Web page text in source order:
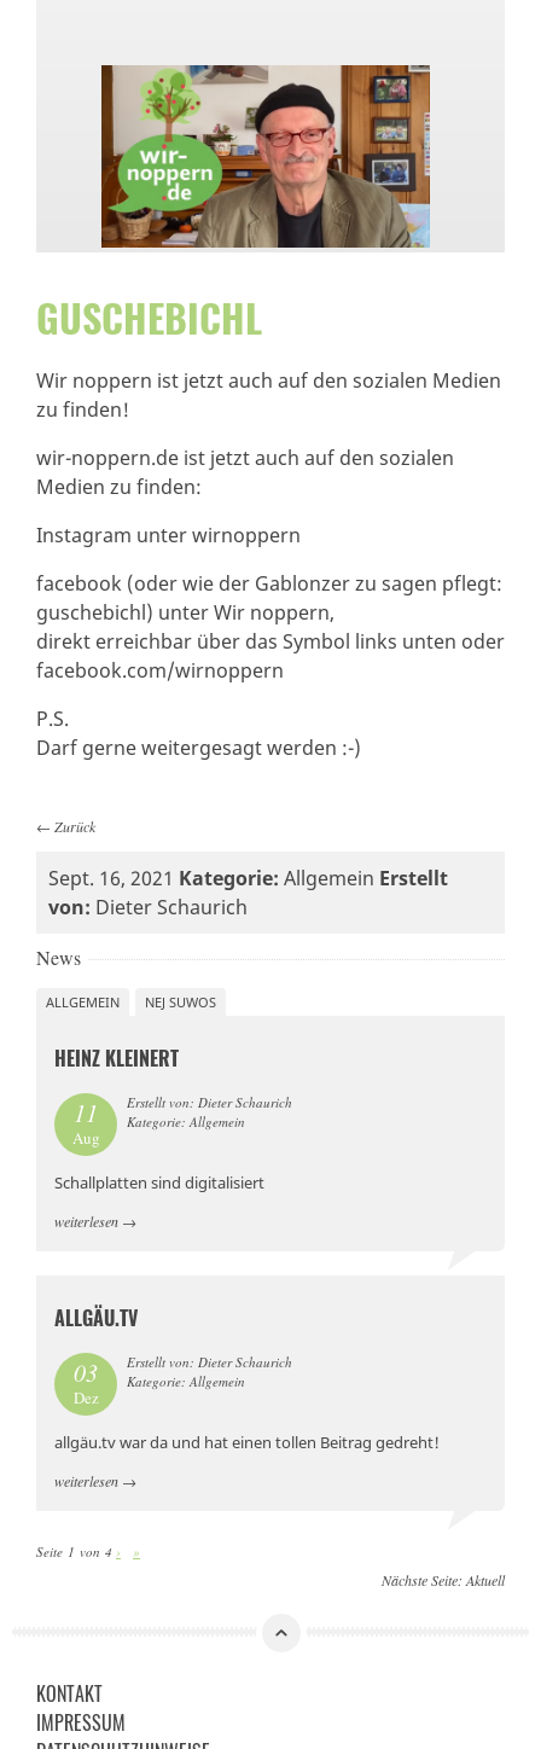
GUSCHEBICHL
Wir noppern ist jetzt auch auf den sozialen Medien
zu finden!
wir-noppern.de ist jetzt auch auf den sozialen
Medien zu finden:
Instagram unter wirnoppern
facebook (oder wie der Gablonzer zu sagen pflegt:
guschebichl) unter Wir noppern,
direkt erreichbar über das Symbol links unten oder
facebook.com/wirnoppern
P.S.
Darf gerne weitergesagt werden :-)
← Zurück
Sept. 16, 2021 Kategorie: Allgemein Erstellt
von: Dieter Schaurich
News
ALLGEMEIN NEJ SUWOS
HEINZ KLEINERT
11
Aug
Erstellt von: Dieter Schaurich
Kategorie: Allgemein
Schallplatten sind digitalisiert
weiterlesen →
ALLGÄU.TV
03
Dez
Erstellt von: Dieter Schaurich
Kategorie: Allgemein
allgäu.tv war da und hat einen tollen Beitrag gedreht!
weiterlesen →
Seite 1 von 4 › »
Nächste Seite: Aktuell
KONTAKT
IMPRESSUM